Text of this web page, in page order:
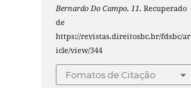
Bernardo Do Campo,11. Recuperado
de
https://revistas.direitosbc.br/fdsbc/
icle/view/344
Fomatos de Citação